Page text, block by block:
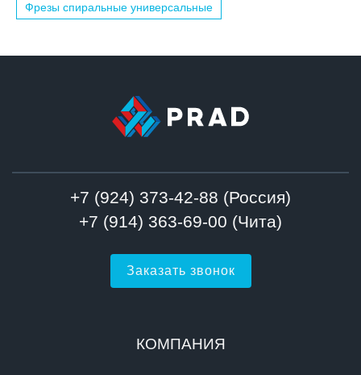
Фрезы спиральные универсальные
+7 (924) 373-42-88 (Россия)
+7 (914) 363-69-00 (Чита)
Заказать звонок
КОМПАНИЯ